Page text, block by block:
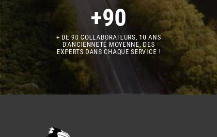
+90
+ DE 90 COLLABORATEURS, 10 ANS
D'ANCIENNETÉ MOYENNE, DES
EXPERTS DANS CHAQUE SERVICE !